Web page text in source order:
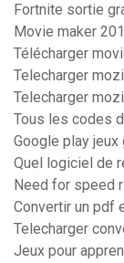
Fortnite sortie
Movie maker
Télécharger
Telecharger
Telecharger
Tous les codes
Google play jeux
Quel logiciel de
Need for speed
Convertir un pdf
Telecharger
Jeux pour